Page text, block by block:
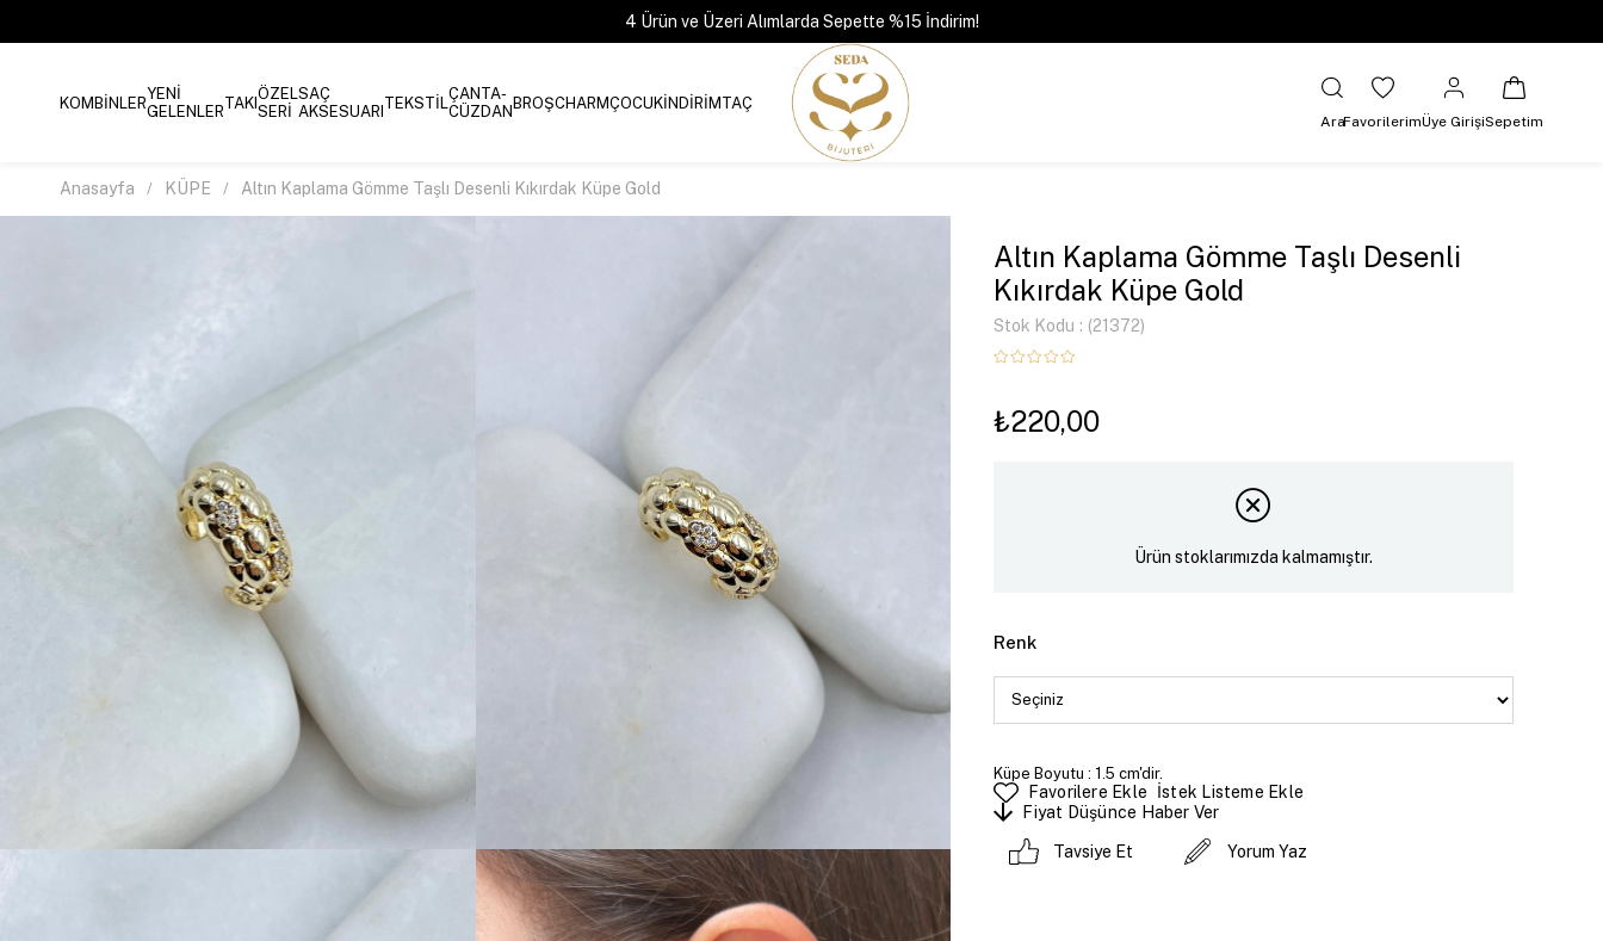
4 Ürün ve Üzeri Alımlarda Sepette %15 İndirim!
KOMBİNLERYENİ
GELENLERTAKIÖZEL
SERİ
SAÇ
AKSESUARI TEKSTİLÇANTA-
CÜZDANBROŞCHARMÇOCUKİNDİRİMTAÇ
AraFavorilerimÜye GirişiSepetim
Anasayfa KÜPE Altın Kaplama Gömme Taşlı Desenli Kıkırdak Küpe Gold
Altın Kaplama Gömme Taşlı Desenli
Kıkırdak Küpe Gold
Stok Kodu (21372)
₺220,00
Ürün stoklarımızda kalmamıştır.
Renk
Küpe Boyutu : 1.5 cm'dir.
Favorilere Ekle
İstek Listeme Ekle
Fiyat Düşünce Haber Ver
Tavsiye Et Yorum Yaz